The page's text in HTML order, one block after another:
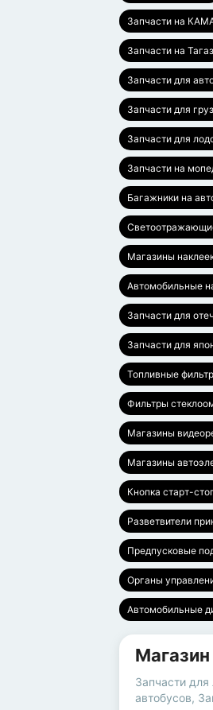
Запчасти на
Запчасти на Тагаз
Запчасти для
Запчасти для
Запчасти для
Запчасти на
Багажники на
Магазины
Автомобильные
Запчасти для
Запчасти для
Топливные
Фильтры
Магазины
Магазины
Кнопка старт-
Разветвители
Предпусковые
Органы
Автомобильные
Запчасти для
автобусов,